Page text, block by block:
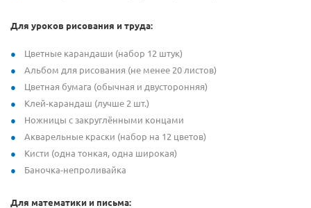
Для уроков рисования и труда:
Цветные карандаши (набор 12 штук)
Альбом для рисования (не менее 20 листов)
Цветная бумага (обычная и двусторонняя)
Клей-карандаш (лучше 2 шт.)
Ножницы с закруглёнными концами
Акварельные краски (набор на 12 цветов)
Кисти (одна тонкая, одна широкая)
Баночка-непроливайка
Для математики и письма: